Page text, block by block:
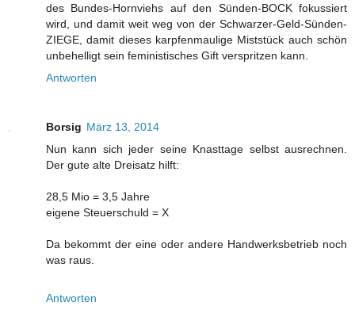
des Bundes-Hornviehs auf den Sünden-BOCK fokussiert
wird, und damit weit weg von der Schwarzer-Geld-Sünden-
ZIEGE, damit dieses karpfenmaulige Miststück auch schön
unbehelligt sein feministisches Gift verspritzen kann.
Antworten
Borsig März 13, 2014
Nun kann sich jeder seine Knasttage selbst ausrechnen.
Der gute alte Dreisatz hilft:
28,5 Mio = 3,5 Jahre
eigene Steuerschuld = X
Da bekommt der eine oder andere Handwerksbetrieb noch
was raus.
Antworten